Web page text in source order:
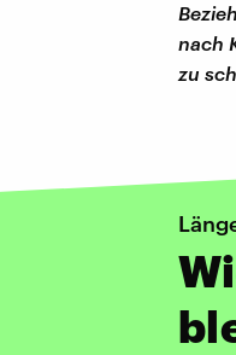
nach
zu